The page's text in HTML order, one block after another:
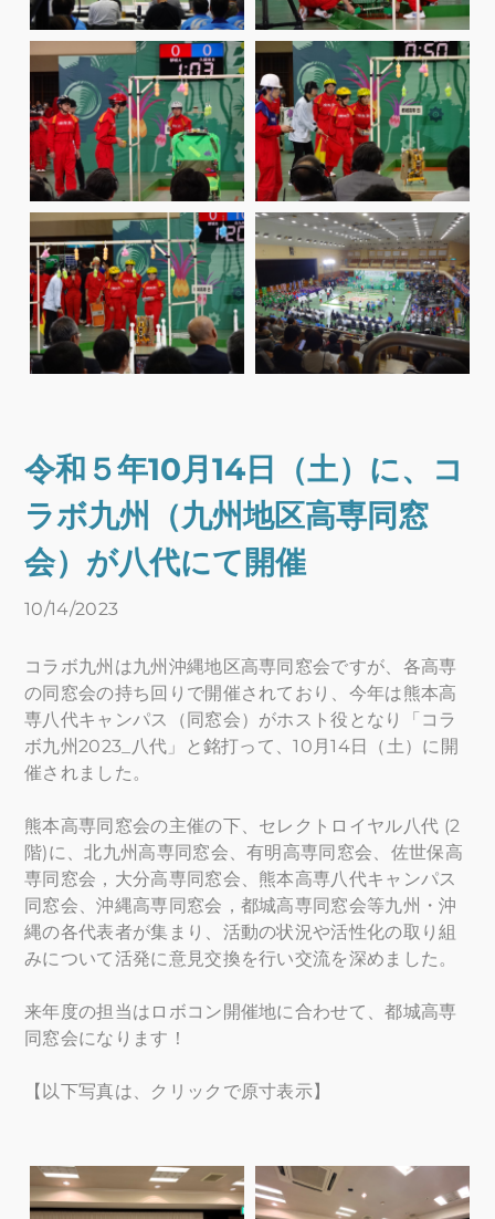
令和５年10月14日（土）に、コ
ラボ九州（九州地区高専同窓
会）が八代にて開催
10/14/2023
コラボ九州は九州沖縄地区高専同窓会ですが、各高専
の同窓会の持ち回りで開催されており、今年は熊本高
専八代キャンパス（同窓会）がホスト役となり「コラ
ボ九州2023_八代」と銘打って、10月14日（土）に開
催されました。
熊本高専同窓会の主催の下、セレクトロイヤル八代 (2
階)に、北九州高専同窓会、有明高専同窓会、佐世保高
専同窓会，大分高専同窓会、熊本高専八代キャンパス
同窓会、沖縄高専同窓会，都城高専同窓会等九州・沖
縄の各代表者が集まり、活動の状況や活性化の取り組
みについて活発に意見交換を行い交流を深めました。
来年度の担当はロボコン開催地に合わせて、都城高専
同窓会になります！
【以下写真は、クリックで原寸表示】